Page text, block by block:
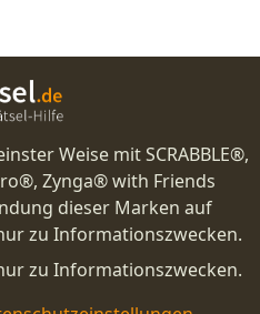
Weise mit SCRABBLE®,
Zynga® with Friends
dieser Marken auf
zu Informationszwecken.
zu Informationszwecken.